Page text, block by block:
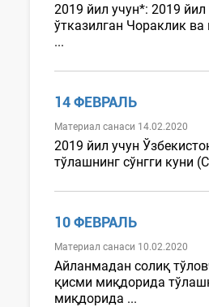
2019 йил учун*: 2019
ўтказилган Чораклик
...
14 ФЕВРАЛЬ
Материал санаси 14.02.2020
2019 йил учун
тўлашнинг сўнгги куни
10 ФЕВРАЛЬ
Материал санаси 10.02.2020
Айланмадан солиқ
қисми миқдорида
миқдорида ...